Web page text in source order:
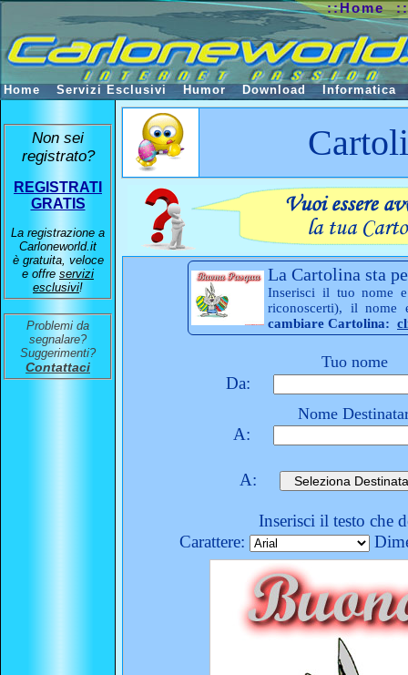
La Cartolina sta
Inserisci il tuo nome
riconoscerti), il
cambiare Cartolina:
Tuo nome
Da:
Nome
A:
A:
Inserisci il testo che
Carattere:
Non sei
registrato?
REGISTRATI
GRATIS
La registrazione a
Carloneworld.it
è gratuita, veloce
e offre servizi
esclusivi!
Problemi da
segnalare?
Suggerimenti?
Contattaci
::Home
Home Servizi Esclusivi Humor Download Informatica